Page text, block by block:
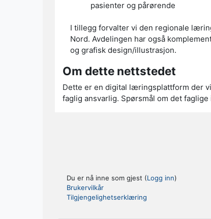
pasienter og pårørende
I tillegg forvalter vi den regionale
Nord. Avdelingen har også
og grafisk design/illustrasjon.
Om dette nettstedet
Dette er en digital læringsplattform der
faglig ansvarlig. Spørsmål om det
Du er nå inne som gjest (Logg inn)
Brukervilkår
Tilgjengelighetserklæring